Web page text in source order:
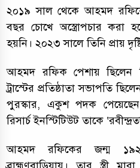
২০১৯ সাল থেকে আহমদ
বছর চোখে অস্ত্রোপচার করা
হয়নি। ২০২৩ সালে তিনি প্রায়
আহমদ রফিক পেশায় ছিলেন
ট্রাস্টের প্রতিষ্ঠাতা সভাপতি
পুরস্কার, একুশ পদক
রিসার্চ ইনস্টিটিউট তাকে
আহমদ রফিকের জন্ম